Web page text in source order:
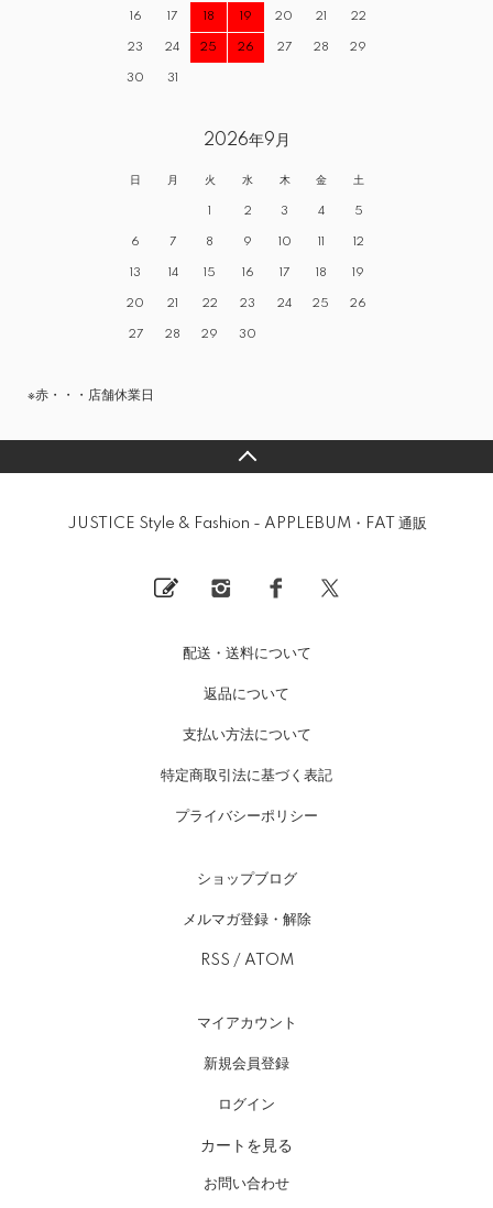
16 17 18 19 20 21 22
23 24 25 26 27 28 29
30 31
2026年9月
日 月 火 水 木 金 土
1 2 3 4 5
6 7 8 9 10 11 12
13 14 15 16 17 18 19
20 21 22 23 24 25 26
27 28 29 30
※赤・・・店舗休業日
JUSTICE Style & Fashion - APPLEBUM・FAT 通販
配送・送料について
返品について
支払い方法について
特定商取引法に基づく表記
プライバシーポリシー
ショップブログ
メルマガ登録・解除
RSS / ATOM
マイアカウント
新規会員登録
ログイン
カートを見る
お問い合わせ